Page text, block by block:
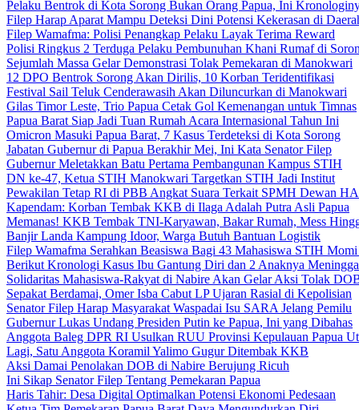
Pelaku Bentrok di Kota Sorong Bukan Orang Papua, Ini
Filep Harap Aparat Mampu Deteksi Dini Potensi Kekerasan di
Filep Wamafma: Polisi Penangkap Pelaku Layak Terima Reward
Polisi Ringkus 2 Terduga Pelaku Pembunuhan Khani Rumaf di
Sejumlah Massa Gelar Demonstrasi Tolak Pemekaran di Manokwari
12 DPO Bentrok Sorong Akan Dirilis, 10 Korban Teridentifikasi
Festival Sail Teluk Cenderawasih Akan Diluncurkan di Manokwari
Gilas Timor Leste, Trio Papua Cetak Gol Kemenangan untuk Timnas
Papua Barat Siap Jadi Tuan Rumah Acara Internasional Tahun Ini
Omicron Masuki Papua Barat, 7 Kasus Terdeteksi di Kota Sorong
Jabatan Gubernur di Papua Berakhir Mei, Ini Kata Senator Filep
Gubernur Meletakkan Batu Pertama Pembangunan Kampus STIH
DN ke-47, Ketua STIH Manokwari Targetkan STIH Jadi Institut
Pewakilan Tetap RI di PBB Angkat Suara Terkait SPMH Dewan
Kapendam: Korban Tembak KKB di Ilaga Adalah Putra Asli Papua
Memanas! KKB Tembak TNI-Karyawan, Bakar Rumah, Mess
Banjir Landa Kampung Idoor, Warga Butuh Bantuan Logistik
Filep Wamafma Serahkan Beasiswa Bagi 43 Mahasiswa STIH Momi
Berikut Kronologi Kasus Ibu Gantung Diri dan 2 Anaknya
Solidaritas Mahasiswa-Rakyat di Nabire Akan Gelar Aksi Tolak
Sepakat Berdamai, Omer Isba Cabut LP Ujaran Rasial di Kepolisian
Senator Filep Harap Masyarakat Waspadai Isu SARA Jelang Pemilu
Gubernur Lukas Undang Presiden Putin ke Papua, Ini yang Dibahas
Anggota Baleg DPR RI Usulkan RUU Provinsi Kepulauan Papua
Lagi, Satu Anggota Koramil Yalimo Gugur Ditembak KKB
Aksi Damai Penolakan DOB di Nabire Berujung Ricuh
Ini Sikap Senator Filep Tentang Pemekaran Papua
Haris Tahir: Desa Digital Optimalkan Potensi Ekonomi Pedesaan